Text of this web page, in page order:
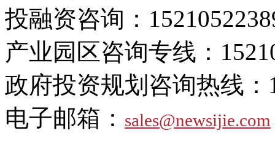
投融资咨询：
产业园区咨询专线：
政府投资规划咨询热线：
电子邮箱： sales@newsijie.com